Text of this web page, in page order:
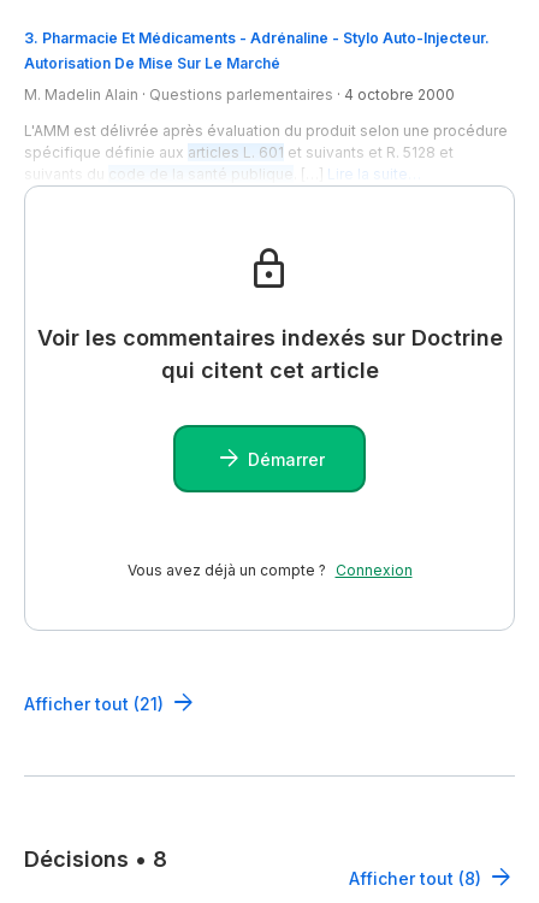
3. Pharmacie Et Médicaments - Adrénaline - Stylo Auto-Injecteur.
Autorisation De Mise Sur Le Marché
M. Madelin Alain · Questions parlementaires · 4 octobre 2000
L'AMM est délivrée après évaluation du produit selon une procédure
spécifique définie aux articles L. 601 et suivants et R. 5128 et
suivants du
code de la santé publique . […] Lire la suite…
Voir les commentaires indexés sur Doctrine
qui citent cet article
Démarrer
Vous avez déjà un compte ? Connexion
Afficher tout (21)
Décisions • 8
Afficher tout (8)